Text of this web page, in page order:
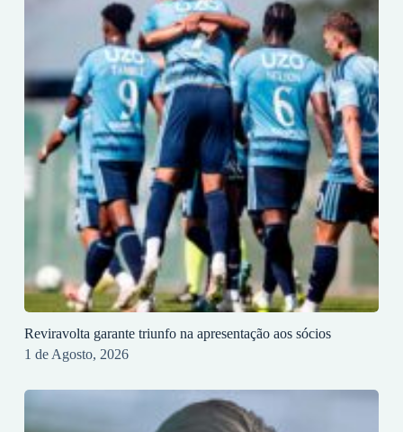
Reviravolta garante triunfo na apresentação aos sócios
1 de Agosto, 2026